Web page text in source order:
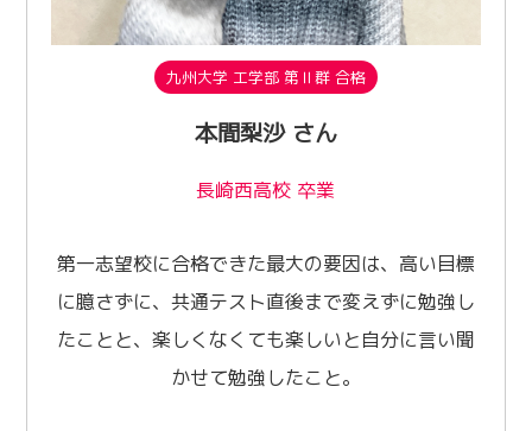
九州大学 工学部 第Ⅱ群 合格
本間梨沙 さん
長崎西高校 卒業
第一志望校に合格できた最大の要因は、高い目標
に臆さずに、共通テスト直後まで変えずに勉強し
たことと、楽しくなくても楽しいと自分に言い聞
かせて勉強したこと。